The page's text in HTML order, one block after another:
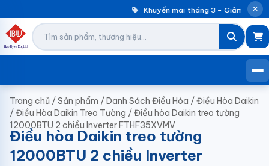
Khuyến mãi tháng 3 – Giảm đến
Trang chủ /Sản phẩm /Danh Sách Điều Hòa /Điều Hòa Daikin
/Điều Hòa Daikin Treo Tường /Điều hòa Daikin treo tường
12000BTU 2 chiều Inverter FTHF35XVMV
Điều hòa Daikin treo tường
12000BTU 2 chiều Inverter